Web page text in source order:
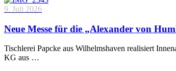
9. Juli 2026
Neue Messe für die „Alexander von
Tischlerei Papcke aus Wilhelmshaven realisiert
KG aus …